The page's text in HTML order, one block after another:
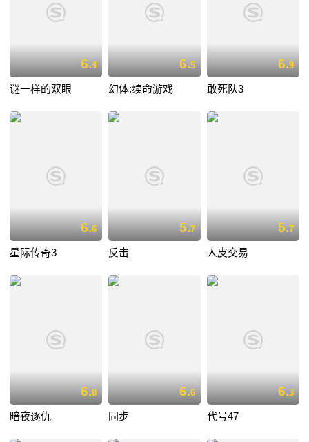
6.4
谜一样的双眼
6.5
幻体:续命游戏
6.9
敢死队3
6.6
星际传奇3
5.7
反击
5.7
人皮交易
6.8
暗夜逐仇
6.6
同步
6.3
代号47